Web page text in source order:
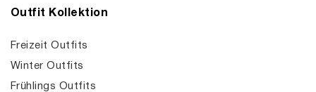
Outfit Kollektion
Freizeit Outfits
Winter Outfits
Frühlings Outfits